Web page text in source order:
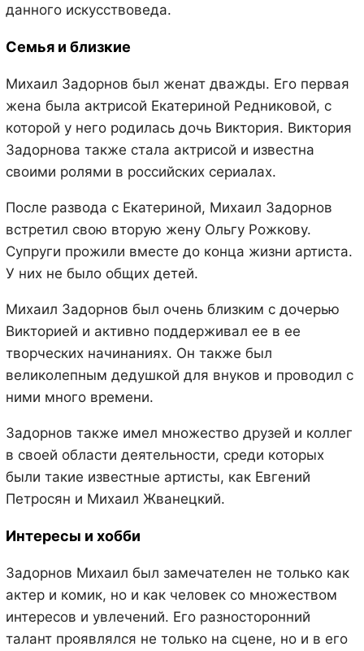
данного искусствоведа.
Семья и близкие
Михаил Задорнов был женат дважды. Его первая
жена была актрисой Екатериной Редниковой, с
которой у него родилась дочь Виктория. Виктория
Задорнова также стала актрисой и известна
своими ролями в российских сериалах.
После развода с Екатериной, Михаил Задорнов
встретил свою вторую жену Ольгу Рожкову.
Супруги прожили вместе до конца жизни артиста.
У них не было общих детей.
Михаил Задорнов был очень близким с дочерью
Викторией и активно поддерживал ее в ее
творческих начинаниях. Он также был
великолепным дедушкой для внуков и проводил с
ними много времени.
Задорнов также имел множество друзей и коллег
в своей области деятельности, среди которых
были такие известные артисты, как Евгений
Петросян и Михаил Жванецкий.
Интересы и хобби
Задорнов Михаил был замечателен не только как
актер и комик, но и как человек со множеством
интересов и увлечений. Его разносторонний
талант проявлялся не только на сцене, но и в его